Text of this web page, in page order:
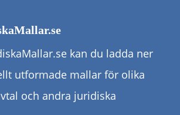
kan du ladda ner
utformade mallar för olika
och andra juridiska